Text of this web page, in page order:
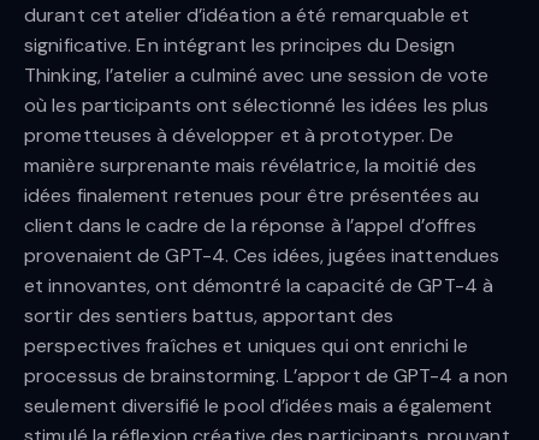
durant cet atelier d’idéation a été remarquable et
significative. En intégrant les principes du Design
Thinking, l’atelier a culminé avec une session de vote
où les participants ont sélectionné les idées les plus
prometteuses à développer et à prototyper. De
manière surprenante mais révélatrice, la moitié des
idées finalement retenues pour être présentées au
client dans le cadre de la réponse à l’appel d’offres
provenaient de GPT-4. Ces idées, jugées inattendues
et innovantes, ont démontré la capacité de GPT-4 à
sortir des sentiers battus, apportant des
perspectives fraîches et uniques qui ont enrichi le
processus de brainstorming. L’apport de GPT-4 a non
seulement diversifié le pool d’idées mais a également